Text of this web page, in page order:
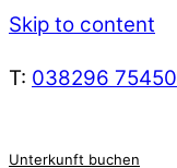
Skip to content
T: 038296 75450
Unterkunft buchen